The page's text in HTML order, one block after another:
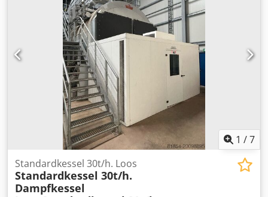
1 /7
Standardkessel 30t/h. Loos
Standardkessel 30t/h.
Dampfkessel